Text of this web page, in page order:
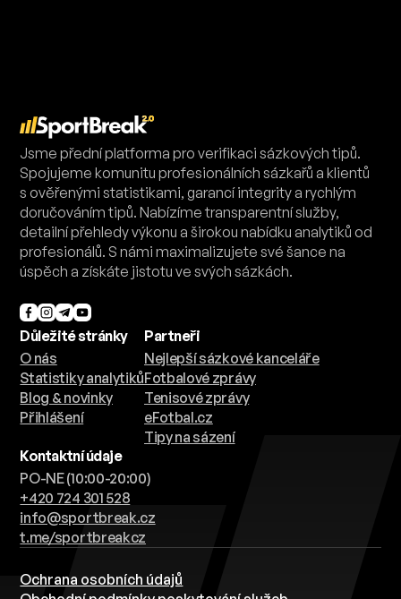
Jsme přední platforma pro verifikaci sázkových tipů.
Spojujeme komunitu profesionálních sázkařů a klientů
s ověřenými statistikami, garancí integrity a rychlým
doručováním tipů. Nabízíme transparentní služby,
detailní přehledy výkonu a širokou nabídku analytiků od
profesionálů. S námi maximalizujete své šance na
úspěch a získáte jistotu ve svých sázkách.
Důležité stránky
O nás
Statistiky analytiků
Blog & novinky
Přihlášení
Partneři
Nejlepší sázkové kanceláře
Fotbalové zprávy
Tenisové zprávy
eFotbal.cz
Tipy na sázení
Kontaktní údaje
PO-NE (10:00-20:00)
+420 724 301 528
info@sportbreak.cz
t.me/sportbreakcz
Ochrana osobních údajů